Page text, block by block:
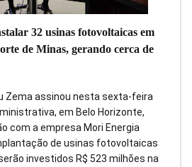
32 usinas fotovoltaicas em
de Minas, gerando cerca de
Zema assinou nesta sexta-feira
em Belo Horizonte,
com a empresa Mori Energia
de usinas fotovoltaicas
investidos R$ 523 milhões na